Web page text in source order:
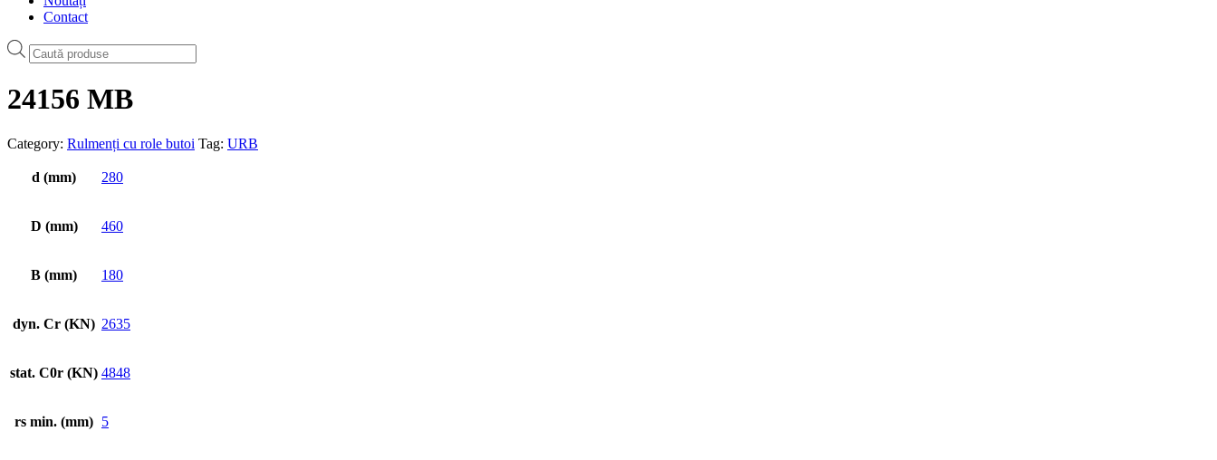
Contact
Products
search
24156 MB
Category: Rulmenți cu role butoi Tag: URB
d (mm) 280
D (mm) 460
B (mm) 180
dyn. Cr (KN) 2635
stat. C0r (KN) 4848
rs min. (mm) 5